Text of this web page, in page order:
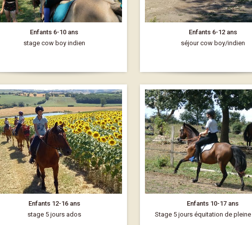
Enfants 6-10 ans
stage cow boy indien
Enfants 6-12 ans
séjour cow boy/indien
Enfants 12-16 ans
stage 5 jours ados
Enfants 10-17 ans
Stage 5 jours équitation de pleine